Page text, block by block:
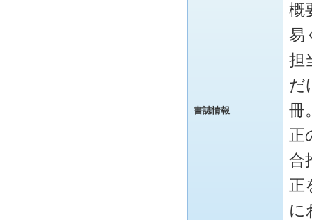
書誌情報
概
易
担
だ
冊
正
合
正
に